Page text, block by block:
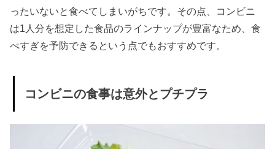
エット
おすす
め食品
» コンビ
エット
ったいないと食べてしまいがちです。その点、コンビニ
は1人分を想定した食品のラインナップが豊富なため、食
べすぎを予防できるという点でもおすすめです。
コンビニの食事は意外とプチプラ